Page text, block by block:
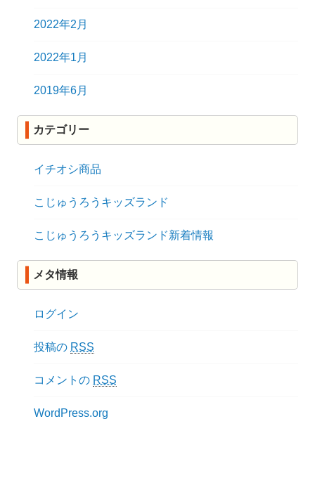
2022年2月
2022年1月
2019年6月
カテゴリー
イチオシ商品
こじゅうろうキッズランド
こじゅうろうキッズランド新着情報
メタ情報
ログイン
投稿の RSS
コメントの RSS
WordPress.org